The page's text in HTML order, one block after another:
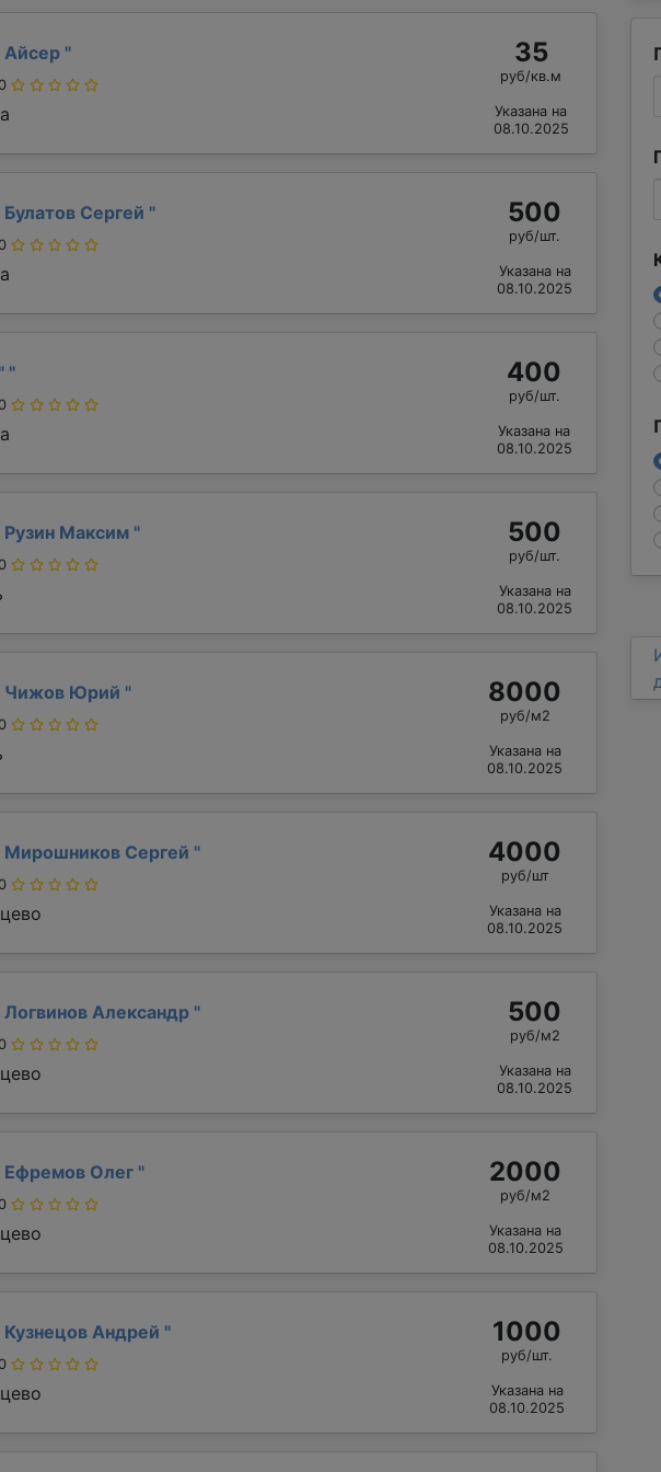
Айсер " 35
руб/кв.м
Указана на
08.10.2025
Булатов Сергей " 500
руб/шт.
Указана на
08.10.2025
" 400
руб/шт.
Указана на
08.10.2025
Рузин Максим " 500
руб/шт.
Указана на
08.10.2025
Чижов Юрий " 8000
руб/м2
Указана на
08.10.2025
Мирошников Сергей " 4000
руб/шт
Указана на
08.10.2025
Логвинов Александр " 500
руб/м2
Указана на
08.10.2025
Ефремов Олег " 2000
руб/м2
Указана на
08.10.2025
Кузнецов Андрей " 1000
руб/шт.
Указана на
08.10.2025